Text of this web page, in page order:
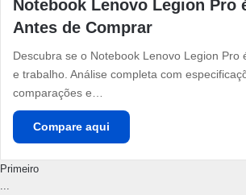
Notebook Lenovo Legion Pro
Antes de Comprar
Descubra se o Notebook Lenovo Legion Pro
e trabalho. Análise completa com
comparações e…
Compare aqui
Primeiro